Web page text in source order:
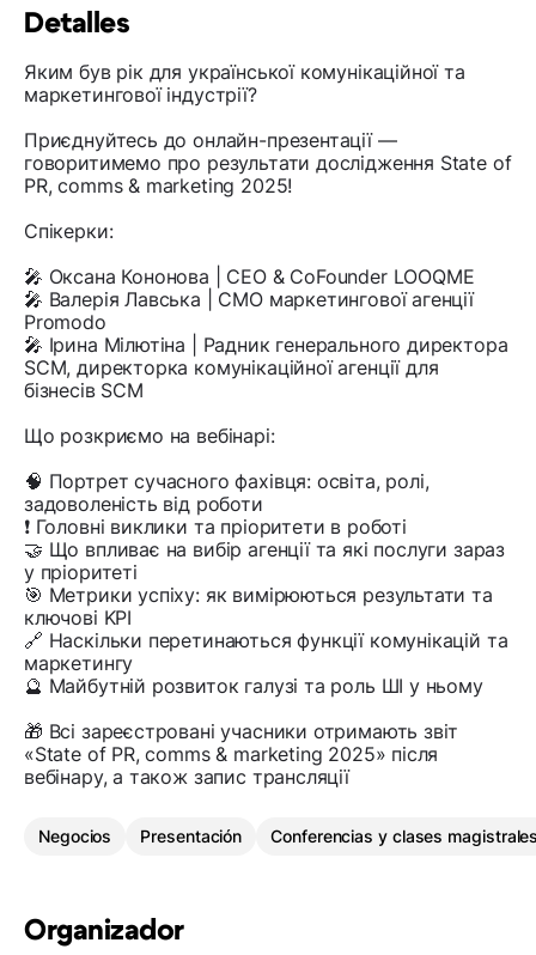
Detalles
Яким був рік для української комунікаційної та
маркетингової індустрії?
Приєднуйтесь до онлайн-презентації —
говоритимемо про результати дослідження State of
PR, comms & marketing 2025!
Спікерки:
🎤 Оксана Кононова | CEO & CoFounder LOOQME
🎤 Валерія Лавська | CMO маркетингової агенції
Promodo
🎤 Ірина Мілютіна | Радник генерального директора
SCM, директорка комунікаційної агенції для
бізнесів SCM
Що розкриємо на вебінарі:
🧠 Портрет сучасного фахівця: освіта, ролі,
задоволеність від роботи
❗️ Головні виклики та пріоритети в роботі
🤝 Що впливає на вибір агенції та які послуги зараз
у пріоритеті
🎯 Метрики успіху: як вимірюються результати та
ключові KPI
🔗 Наскільки перетинаються функції комунікацій та
маркетингу
🔮 Майбутній розвиток галузі та роль ШІ у ньому
🎁 Всі зареєстровані учасники отримають звіт
«State of PR, comms & marketing 2025» після
вебінару, а також запис трансляції
Negocios Presentación Conferencias y clases
Organizador